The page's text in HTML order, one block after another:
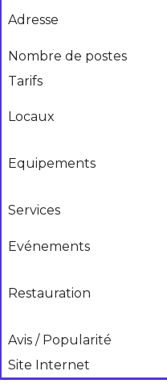
Adresse
Nombre de postes
Tarifs
Locaux
Equipements
Services
Evénements
Restauration
Avis / Popularité
Site Internet